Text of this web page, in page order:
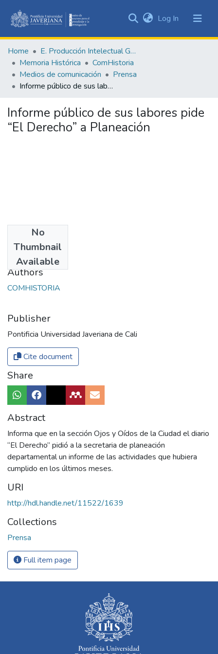
&
Collections
All of DSpace
Log In (current)
Home
E. Producción Intelectual General
Memoria Histórica
ComHistoria
Medios de comunicación
Prensa
Informe público de sus labores pide “El Derecho” a Planeación
Informe público de sus labores pide
“El Derecho” a Planeación
No
Thumbnail
Available
2017
Authors
COMHISTORIA
Publisher
Pontificia Universidad Javeriana de Cali
Cite document
Share
Abstract
Informa que en la sección Ojos y Oídos de la Ciudad el diario
“El Derecho” pidió a la secretaria de planeación
departamental un informe de las actividades que hubiera
cumplido en los últimos meses.
URI
http://hdl.handle.net/11522/1639
Collections
Prensa
Full item page